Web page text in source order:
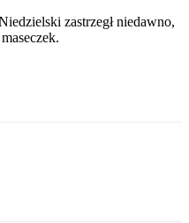
zastrzegł niedawno,